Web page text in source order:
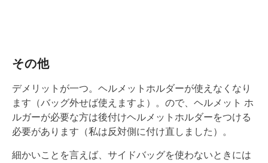
その他
デメリットが一つ。ヘルメットホルダーが使えなくなり
ます（バッグ外せば使えますよ）。ので、ヘルメット ホ
ルガーが必要な方は後付けヘルメットホルダーをつける
必要があります（私は反対側に付け直しました）。
細かいことを言えば、サイドバッグを使わないときには